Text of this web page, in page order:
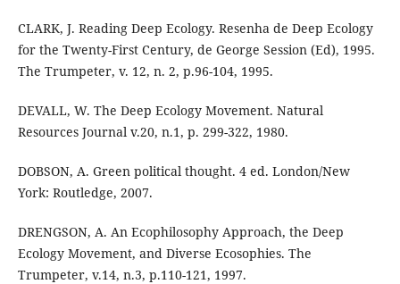
CLARK, J. Reading Deep Ecology. Resenha de Deep Ecology
for the Twenty-First Century, de George Session (Ed), 1995.
The Trumpeter, v. 12, n. 2, p.96-104, 1995.
DEVALL, W. The Deep Ecology Movement. Natural
Resources Journal v.20, n.1, p. 299-322, 1980.
DOBSON, A. Green political thought. 4 ed. London/New
York: Routledge, 2007.
DRENGSON, A. An Ecophilosophy Approach, the Deep
Ecology Movement, and Diverse Ecosophies. The
Trumpeter, v.14, n.3, p.110-121, 1997.